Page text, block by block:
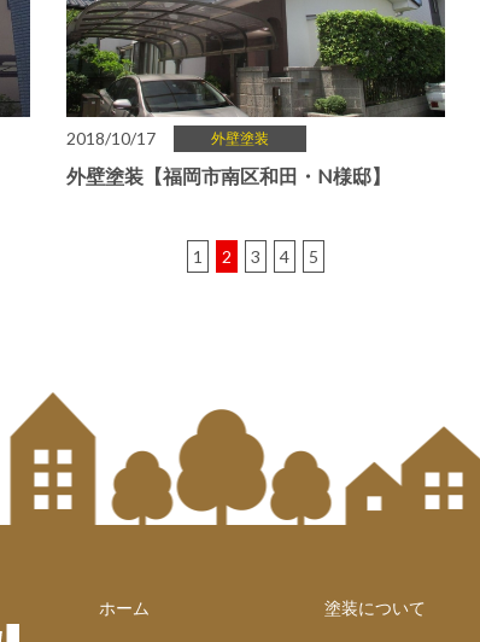
2018/10/17 外壁塗装
外壁塗装【福岡市南区和田・N様邸】
1 2 3 4 5
ホーム 塗装について